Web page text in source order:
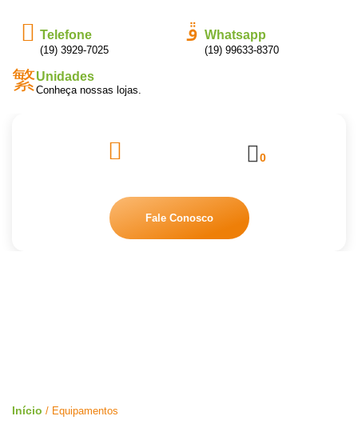
Telefone
(19) 3929-7025
Whatsapp
(19) 99633-8370
Unidades
Conheça nossas lojas.
0
Fale Conosco
Início / Equipamentos